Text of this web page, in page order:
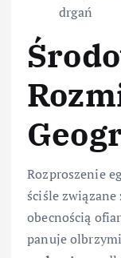
drgań
Rozproszenie
ściśle
obecnością
panuje